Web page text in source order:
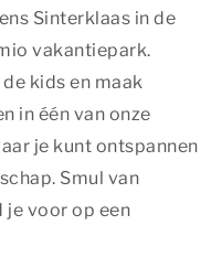
Sinterklaas in de
vakantiepark.
kids en maak
in één van onze
je kunt ontspannen
Smul van
je voor op een